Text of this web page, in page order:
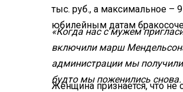
тыс. руб., а максимальное –
юбилейным датам
«Когда нас с мужем
включили марш
администрации мы
будто мы поженились
Женщина признается, что не